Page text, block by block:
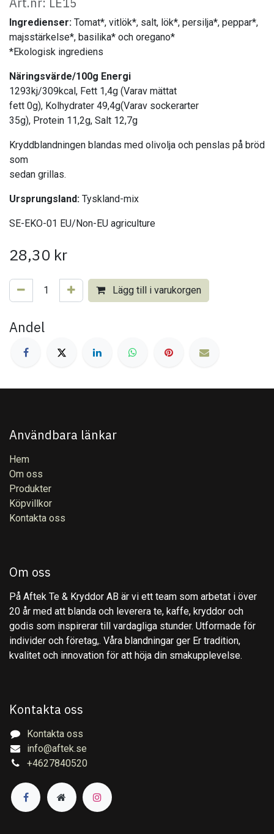
Ingredienser: Tomat*, vitlök*, salt, lök*, persilja*, peppar*,
majsstärkelse*, basilika* och oregano*
*Ekologisk ingrediens
Näringsvärde/100g Energi
1293kj/309kcal, Fett 1,4g (Varav mättat
fett 0g), Kolhydrater 49,4g(Varav sockerarter
35g), Protein 11,2g, Salt 12,7g
Kryddblandningen blandas med olivolja och penslas på bröd
som
sedan grillas.
Ursprungsland: Tyskland-mix
SE-EKO-01 EU/Non-EU agriculture
28,30 kr
Lägg till i varukorgen
Andel
Användbara länkar
Hem
Om oss
Produkter
Köpvillkor
Kontakta oss
Om oss
På Aftek Te & Kryddor AB är vi ett team som arbetat i över
20 år med att blanda och leverera te, kaffe, kryddor och
godis som inspirerar till vardagliga stunder. Utformade för
individer och företag,. Våra blandningar ger Er tradition,
kvalitet och innovation för att höja din smakupplevelse.
Kontakta oss
Kontakta oss
info@aftek.se
+4627840520